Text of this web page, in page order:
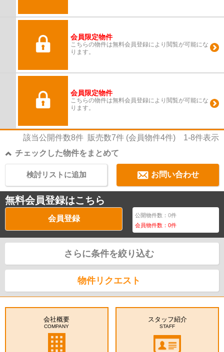
会員限定物件
こちらの物件は無料会員登録により閲覧が可能にな
ります。
会員限定物件
こちらの物件は無料会員登録により閲覧が可能にな
ります。
該当公開件数8件 販売数7件 (会員物件4件) 1-8件表示
チェックした物件をまとめて
お問い合わせ
検討リストに追加
無料会員登録はこちら
会員登録 公開物件数：0件
会員物件数：0件
さらに条件を絞り込む
物件リクエスト
会社概要
COMPANY
スタッフ紹介
STAFF